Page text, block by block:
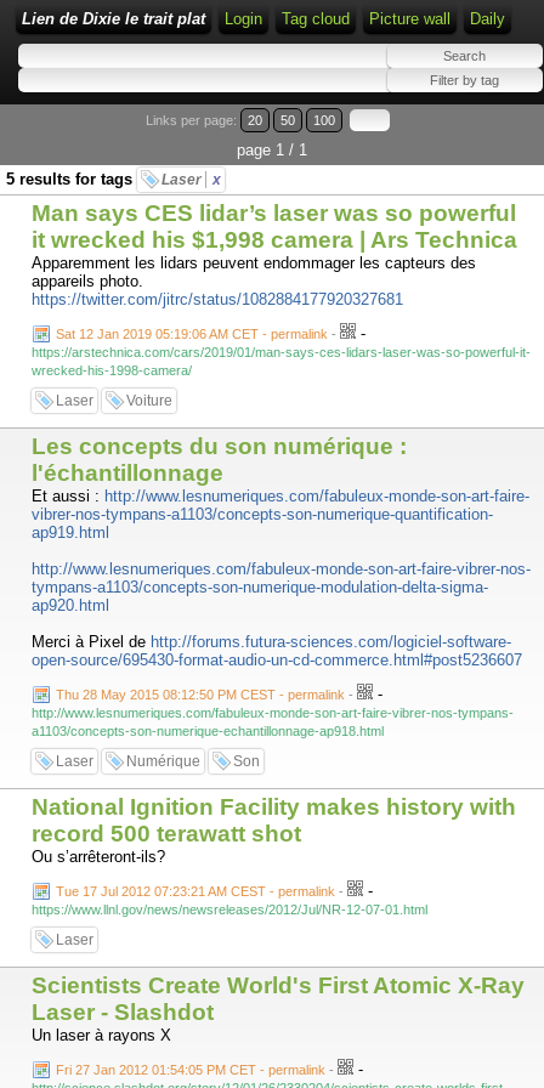
Lien de Dixie le trait plat Login Tag cloud Picture wall Daily
Links per page: 20 50 100
page 1 / 1
5 results for tags
Laser x
Man says CES lidar’s laser was so powerful
it wrecked his $1,998 camera | Ars Technica
Apparemment les lidars peuvent endommager les capteurs des
appareils photo.
https://twitter.com/jitrc/status/1082884177920327681
Sat 12 Jan 2019 05:19:06 AM CET - permalink - -
https://arstechnica.com/cars/2019/01/man-says-ces-lidars-laser-was-so-powerful-it-
wrecked-his-1998-camera/
Laser Voiture
Les concepts du son numérique :
l'échantillonnage
Et aussi : http://www.lesnumeriques.com/fabuleux-monde-son-art-faire-
vibrer-nos-tympans-a1103/concepts-son-numerique-quantification-
ap919.html
http://www.lesnumeriques.com/fabuleux-monde-son-art-faire-vibrer-nos-
tympans-a1103/concepts-son-numerique-modulation-delta-sigma-
ap920.html
Merci à Pixel de http://forums.futura-sciences.com/logiciel-software-
open-source/695430-format-audio-un-cd-commerce.html#post5236607
Thu 28 May 2015 08:12:50 PM CEST - permalink - -
http://www.lesnumeriques.com/fabuleux-monde-son-art-faire-vibrer-nos-tympans-
a1103/concepts-son-numerique-echantillonnage-ap918.html
Laser Numérique Son
National Ignition Facility makes history with
record 500 terawatt shot
Ou s’arrêteront-ils?
Tue 17 Jul 2012 07:23:21 AM CEST - permalink - -
https://www.llnl.gov/news/newsreleases/2012/Jul/NR-12-07-01.html
Laser
Scientists Create World's First Atomic X-Ray
Laser - Slashdot
Un laser à rayons X
Fri 27 Jan 2012 01:54:05 PM CET - permalink - -